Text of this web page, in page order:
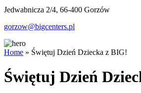
Jedwabnicza 2/4, 66-400 Gorzów
gorzow@bigcenters.pl
Home » Świętuj Dzień Dziecka z BIG!
Świętuj Dzień